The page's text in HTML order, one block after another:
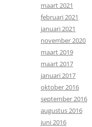
maart 2021
februari 2021
januari 2021
november 2020
maart 2019
maart 2017
januari 2017
oktober 2016
september 2016
augustus 2016
juni 2016